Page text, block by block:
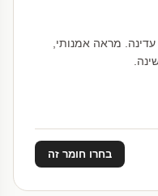
מראה אמנותי,
בחרו חומר זה